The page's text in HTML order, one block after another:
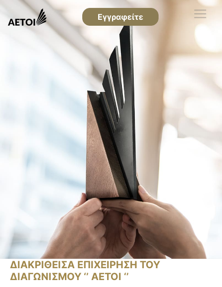
Εγγραφείτε
ΔΙΑΚΡΙΘΕΙΣΑ ΕΠΙΧΕΙΡΗΣΗ ΤΟΥ
ΔΙΑΓΩΝΙΣΜΟΥ ‘’ ΑΕΤΟΙ ‘’